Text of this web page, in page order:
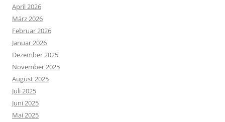
April 2026
März 2026
Februar 2026
Januar 2026
Dezember 2025
November 2025
August 2025
Juli 2025
Juni 2025
Mai 2025